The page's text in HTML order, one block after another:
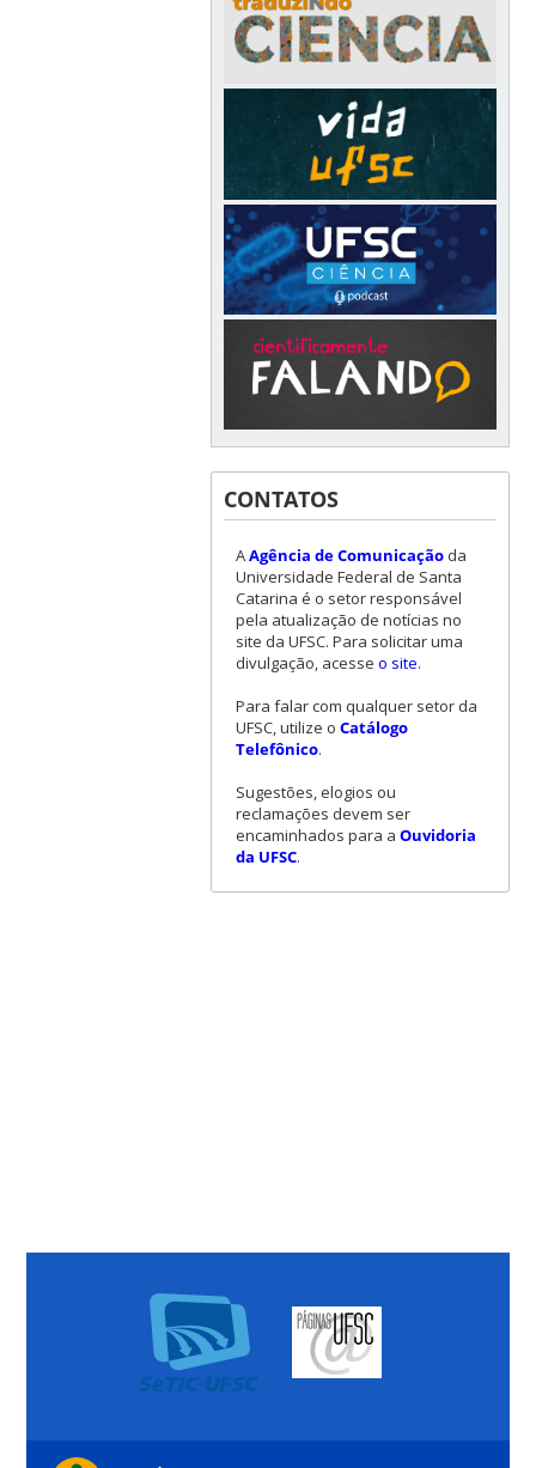
CONTATOS
AAgência de Comunicaçãoda
Universidade Federal de Santa
Catarina é o setor responsável
pela atualização de notícias no
site da UFSC. Para solicitar uma
divulgação, acesse o site.
Para falar com qualquer setor da
UFSC, utilize o Catálogo
Telefônico.
Sugestões, elogios ou
reclamações devem ser
encaminhados para a Ouvidoria
da UFSC.